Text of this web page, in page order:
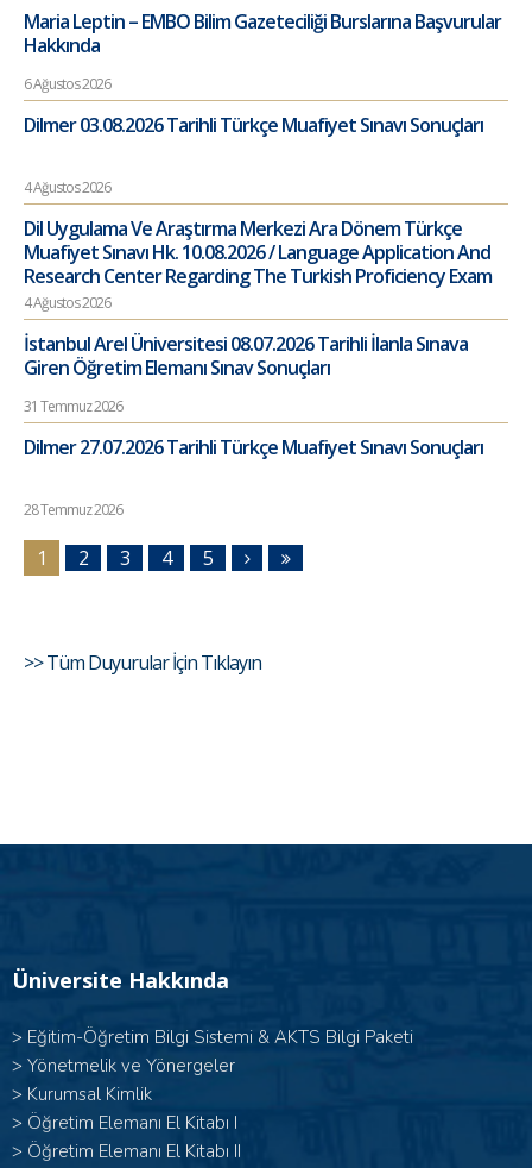
Maria Leptin – EMBO Bilim Gazeteciliği Burslarına Başvurular
Hakkında
6 Ağustos 2026
Dilmer 03.08.2026 Tarihli Türkçe Muafiyet Sınavı Sonuçları
4 Ağustos 2026
Dil Uygulama Ve Araştırma Merkezi Ara Dönem Türkçe
Muafiyet Sınavı Hk. 10.08.2026 / Language Application And
Research Center Regarding The Turkish Proficiency Exam
4 Ağustos 2026
İstanbul Arel Üniversitesi 08.07.2026 Tarihli İlanla Sınava
Giren Öğretim Elemanı Sınav Sonuçları
31 Temmuz 2026
Dilmer 27.07.2026 Tarihli Türkçe Muafiyet Sınavı Sonuçları
28 Temmuz 2026
1 2 3 4 5
>> Tüm Duyurular İçin Tıklayın
Üniversite Hakkında
> Eğitim-Öğretim Bilgi Sistemi & AKTS Bilgi Paketi
> Yönetmelik ve Yönergeler
> Kurumsal Kimlik
> Öğretim Elemanı El Kitabı I
> Öğretim Elemanı El Kitabı II